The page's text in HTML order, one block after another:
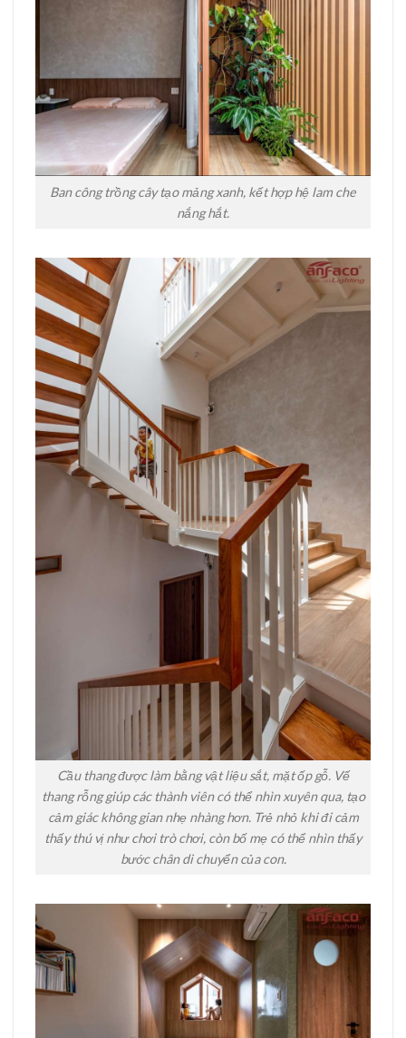
Ban công trồng cây tạo mảng xanh, kết hợp hệ lam che
nắng hắt.
Cầu thang được làm bằng vật liệu sắt, mặt ốp gỗ. Vế
thang rỗng giúp các thành viên có thể nhìn xuyên qua, tạo
cảm giác không gian nhẹ nhàng hơn. Trẻ nhỏ khi đi cảm
thấy thú vị như chơi trò chơi, còn bố mẹ có thể nhìn thấy
bước chân di chuyển của con.